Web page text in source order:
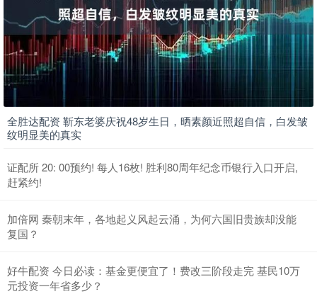
全胜达配资 靳东老婆庆祝48岁生日，晒素颜近照超自信，白发皱
纹明显美的真实
证配所 20: 00预约! 每人16枚! 胜利80周年纪念币银行入口开启,
赶紧约!
加倍网 秦朝末年，各地起义风起云涌，为何六国旧贵族却没能
复国？
好牛配资 今日必读：基金更便宜了！费改三阶段走完 基民10万
元投资一年省多少？